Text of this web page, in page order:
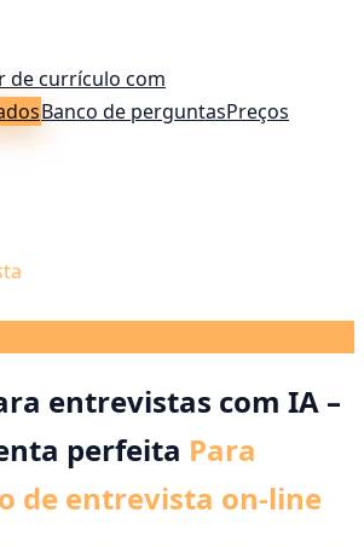
de currículo com
Banco de perguntasPreços
entrevistas com IA –
perfeita Para
de entrevista on-line